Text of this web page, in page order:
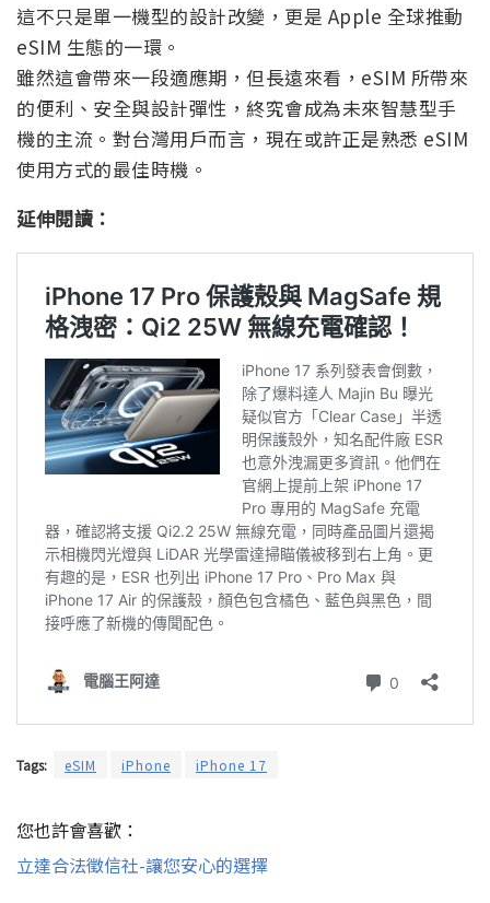
這不只是單一機型的設計改變，更是 Apple 全球推動
eSIM 生態的一環。
雖然這會帶來一段適應期，但長遠來看，eSIM 所帶來
的便利、安全與設計彈性，終究會成為未來智慧型手
機的主流。對台灣用戶而言，現在或許正是熟悉 eSIM
使用方式的最佳時機。
延伸閱讀：
Tags: eSIM iPhone iPhone 17
您也許會喜歡：
立達合法徵信社-讓您安心的選擇